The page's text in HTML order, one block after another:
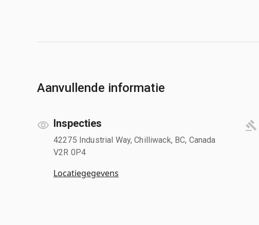
Aanvullende informatie
Inspecties
42275 Industrial Way, Chilliwack, BC, Canada
V2R 0P4
Locatiegegevens